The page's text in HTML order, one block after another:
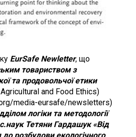
EurSafe Newletter, що
товариством з
та продовольчої етики
and Food Ethics)
media-eursafe/newsletters)
логіки та методології
Тетяни Гардашук «Від